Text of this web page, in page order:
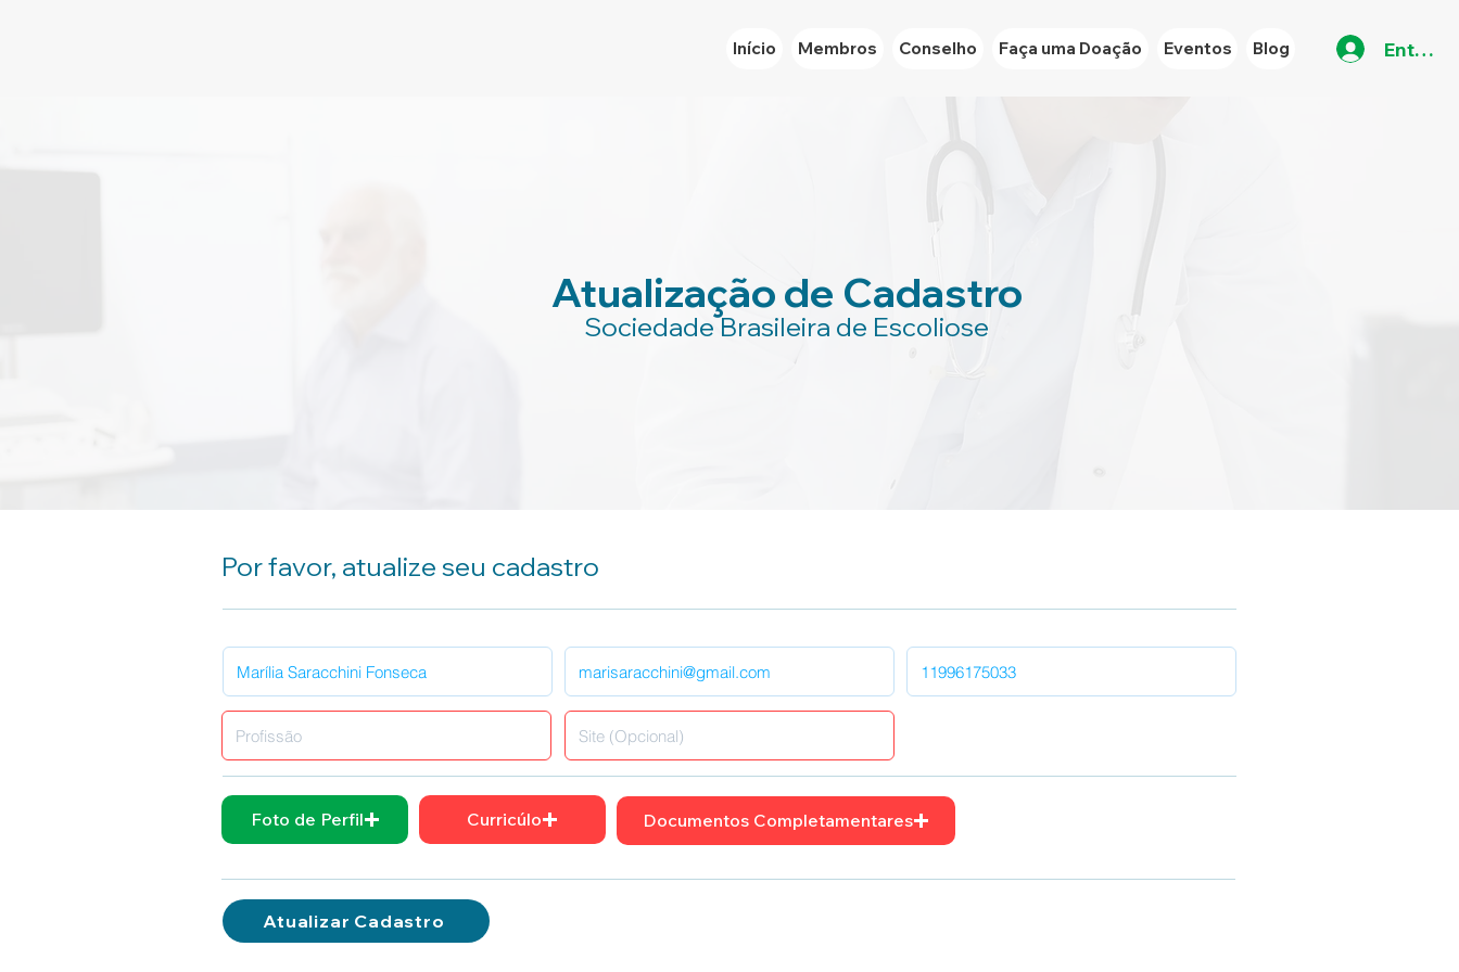
Início Membros Conselho Faça uma Doação Eventos Blog Entrar
Atualização de Cadastro
Sociedade Brasileira de Escoliose
Por favor, atualize seu cadastro
Foto de Perfil Curricúlo Documentos Completamentares
Atualizar Cadastro